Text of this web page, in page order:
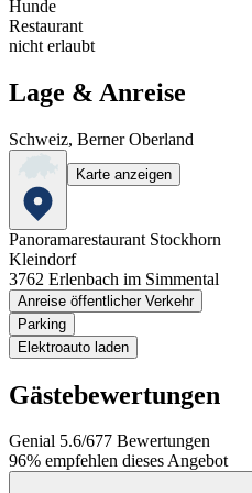
Hunde
Restaurant
nicht erlaubt
Lage & Anreise
Schweiz, Berner Oberland
Karte anzeigen
Panoramarestaurant Stockhorn
Kleindorf
3762 Erlenbach im Simmental
Anreise öffentlicher Verkehr
Parking
Elektroauto laden
Gästebewertungen
Genial 5.6/677 Bewertungen
96% empfehlen dieses Angebot